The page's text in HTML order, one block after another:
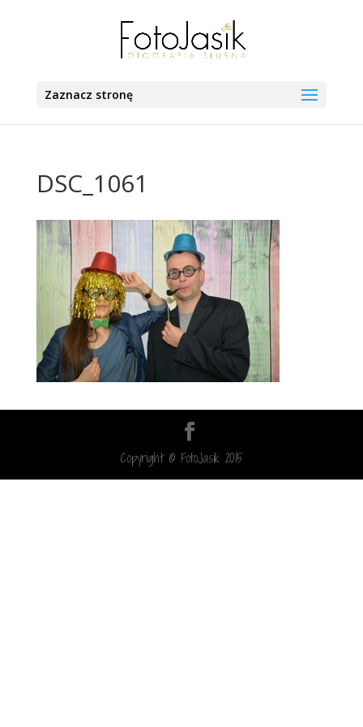
Zaznacz stronę
DSC_1061
Copyright © FotoJasik 2015